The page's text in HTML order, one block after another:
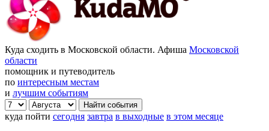
Куда сходить в Московской области. Афиша Московской
области
помощник и путеводитель
по интересным местам
и лучшим событиям
куда пойти сегодня завтра в выходные в этом месяце